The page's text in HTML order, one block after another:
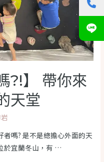
?!】 帶你來
天堂
嗎? 是不是總擔心外面的天
於宜蘭冬山，有 …